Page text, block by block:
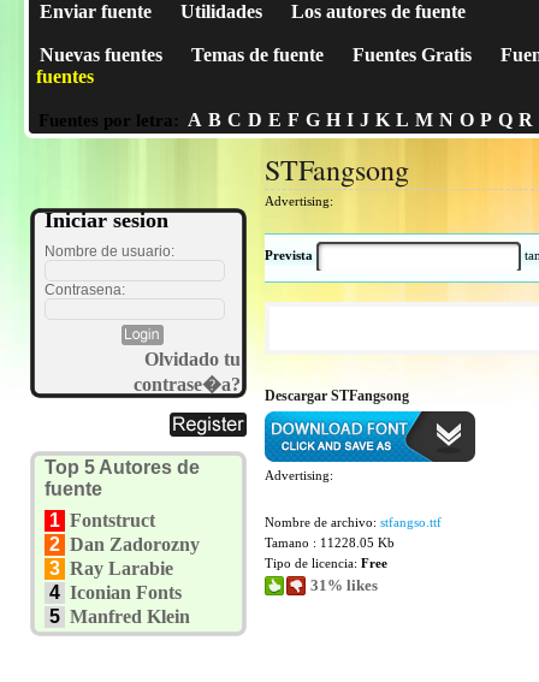
Enviar fuente Utilidades Los autores de fuente
Nuevas fuentes Temas de fuente Fuentes Gratis
fuentes
Fuentes por letra: A B C D E F G H I J K L M N O P Q R
Iniciar sesion
Nombre de usuario:
Contrasena:
Olvidado tu
contrase�a?
Top 5 Autores de
fuente
1 Fontstruct
2 Dan Zadorozny
3 Ray Larabie
4 Iconian Fonts
5 Manfred Klein
STFangsong
Advertising:
Prevista
Descargar STFangsong
Advertising:
Nombre de archivo: stfangso.ttf
Tamano : 11228.05 Kb
Tipo de licencia: Free
31% likes